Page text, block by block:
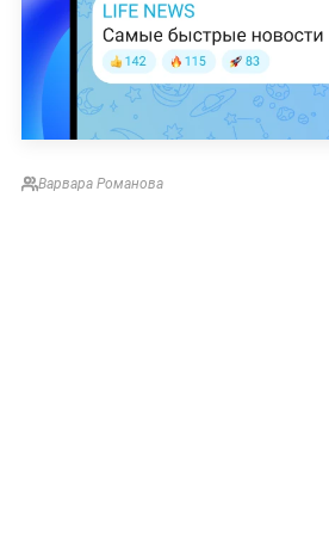
Варвара Романова